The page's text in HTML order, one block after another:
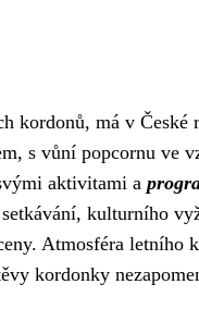
kordonů, má v
s vůní popcornu ve
aktivitami a
kulturního
Atmosféra
kordonky